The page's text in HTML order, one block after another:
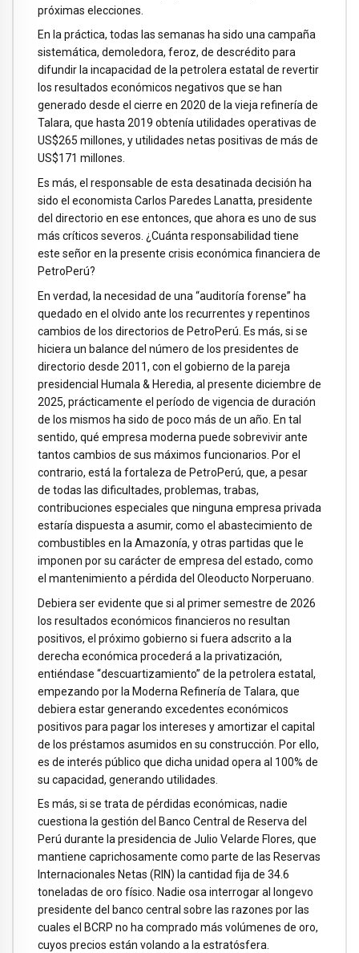
próximas elecciones.
En la práctica, todas las semanas ha sido una campaña
sistemática, demoledora, feroz, de descrédito para
difundir la incapacidad de la petrolera estatal de revertir
los resultados económicos negativos que se han
generado desde el cierre en 2020 de la vieja refinería de
Talara, que hasta 2019 obtenía utilidades operativas de
US$265 millones, y utilidades netas positivas de más de
US$171 millones.
Es más, el responsable de esta desatinada decisión ha
sido el economista Carlos Paredes Lanatta, presidente
del directorio en ese entonces, que ahora es uno de sus
más críticos severos. ¿Cuánta responsabilidad tiene
este señor en la presente crisis económica financiera de
PetroPerú?
En verdad, la necesidad de una “auditoría forense” ha
quedado en el olvido ante los recurrentes y repentinos
cambios de los directorios de PetroPerú. Es más, si se
hiciera un balance del número de los presidentes de
directorio desde 2011, con el gobierno de la pareja
presidencial Humala & Heredia, al presente diciembre de
2025, prácticamente el período de vigencia de duración
de los mismos ha sido de poco más de un año. En tal
sentido, qué empresa moderna puede sobrevivir ante
tantos cambios de sus máximos funcionarios. Por el
contrario, está la fortaleza de PetroPerú, que, a pesar
de todas las dificultades, problemas, trabas,
contribuciones especiales que ninguna empresa privada
estaría dispuesta a asumir, como el abastecimiento de
combustibles en la Amazonía, y otras partidas que le
imponen por su carácter de empresa del estado, como
el mantenimiento a pérdida del Oleoducto Norperuano.
Debiera ser evidente que si al primer semestre de 2026
los resultados económicos financieros no resultan
positivos, el próximo gobierno si fuera adscrito a la
derecha económica procederá a la privatización,
entiéndase “descuartizamiento” de la petrolera estatal,
empezando por la Moderna Refinería de Talara, que
debiera estar generando excedentes económicos
positivos para pagar los intereses y amortizar el capital
de los préstamos asumidos en su construcción. Por ello,
es de interés público que dicha unidad opera al 100% de
su capacidad, generando utilidades.
Es más, si se trata de pérdidas económicas, nadie
cuestiona la gestión del Banco Central de Reserva del
Perú durante la presidencia de Julio Velarde Flores, que
mantiene caprichosamente como parte de las Reservas
Internacionales Netas (RIN) la cantidad fija de 34.6
toneladas de oro físico. Nadie osa interrogar al longevo
presidente del banco central sobre las razones por las
cuales el BCRP no ha comprado más volúmenes de oro,
cuyos precios están volando a la estratósfera.